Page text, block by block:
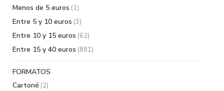
Menos de 5 euros (1)
Entre 5 y 10 euros (3)
Entre 10 y 15 euros (62)
Entre 15 y 40 euros (881)
FORMATOS
Cartoné (2)